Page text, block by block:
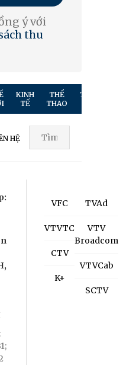
ý với
thu
KINH
TẾ
THỂ
THAO
TRUYỀN
HỆ
VFC
VTVTC
CTV
K+
TVAd
VTV
Broadcom
VTVCab
SCTV